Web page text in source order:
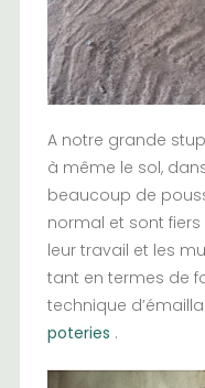
A notre grande
à même le sol,
beaucoup de
normal et sont
leur travail et les
tant en termes de
technique
poteries .